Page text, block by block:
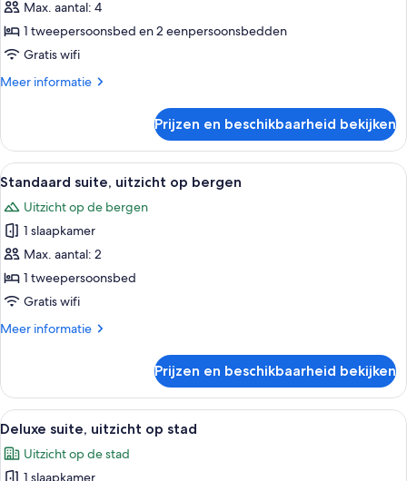
suite,
balkon
laden
Max. aantal: 4
1 tweepersoonsbed en 2 eenpersoonsbedden
Gratis wifi
Meer informatie
Meer
suite,
balkon
Prijzen en beschikbaarheid bekijken
Alle
foto's
voor
Standaard
suite,
uitzicht
op
laden
Een hotelkamer met een groot bed,
12
Standaard suite, uitzicht op bergen
Uitzicht op de bergen
1 slaapkamer
Max. aantal: 2
1 tweepersoonsbed
Gratis wifi
Meer informatie
Meer
suite,
uitzicht
op
Prijzen en beschikbaarheid bekijken
Alle
foto's
voor
Een moderne hotelkamer met een
10
Deluxe suite, uitzicht op stad
Uitzicht op de stad
1 slaapkamer